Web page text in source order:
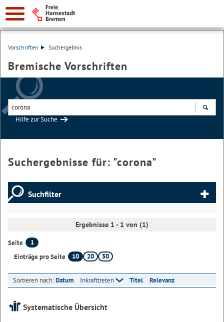
Vorschriften Suchergebnis
Bremische Vorschriften
Hilfe zur Suche
Suchergebnisse für: "corona"
Suchfilter
Ergebnisse 1 - 1 von (1)
Seite
1
Einträge pro Seite
10 20 50
Sortieren nach:Datum Inkrafttreten Titel Relevanz
Systematische Übersicht